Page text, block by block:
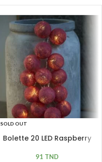
SOLD OUT
Bolette 20 LED Raspberry
91 TND